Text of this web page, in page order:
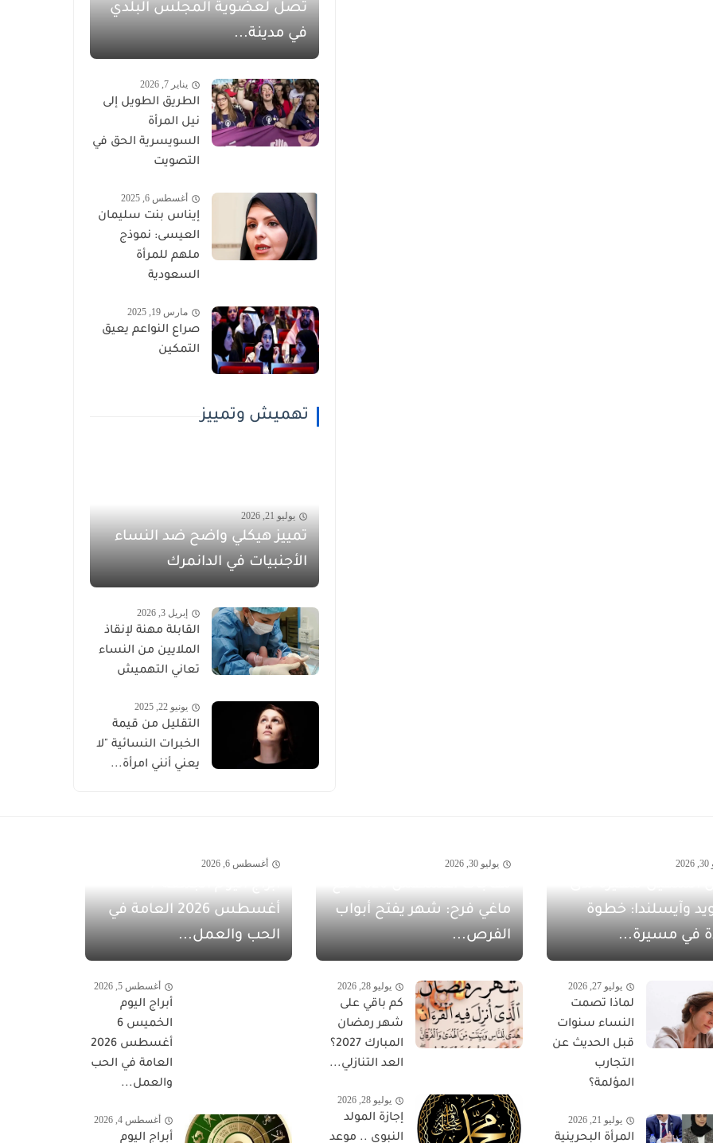
تصل لعضوية المجلس البلدي
في مدينة...
يناير 7, 2026
الطريق الطويل إلى
نيل المرأة
السويسرية الحق في
التصويت
أغسطس 6, 2025
إيناس بنت سليمان
العيسى: نموذج
ملهم للمرأة
السعودية
مارس 19, 2025
صراع النواعم يعيق
التمكين
تهميش وتمييز
يوليو 21, 2026
تمييز هيكلي واضح ضد النساء
الأجنبيات في الدانمرك
إبريل 3, 2026
القابلة مهنة لإنقاذ
الملايين من النساء
تعاني التهميش
يونيو 22, 2025
التقليل من قيمة
الخبرات النسائية "لا
يعني أنني امرأة...
وآيسلندا: خطوة
في مسيرة...
يوليو 27, 2026
لماذا تصمت
النساء سنوات
قبل الحديث عن
التجارب
المؤلمة؟
يوليو 21, 2026
المرأة البحرينية
يوليو 30, 2026
ماغي فرح: شهر يفتح أبواب
الفرص...
يوليو 28, 2026
كم باقي على
شهر رمضان
المبارك 2027؟
العد التنازلي...
يوليو 28, 2026
إجازة المولد
النبوي .. موعد
أغسطس 6, 2026
أغسطس 2026 العامة في
الحب والعمل...
أغسطس 5, 2026
أبراج اليوم
الخميس 6
أغسطس 2026
العامة في الحب
والعمل...
أغسطس 4, 2026
أبراج اليوم